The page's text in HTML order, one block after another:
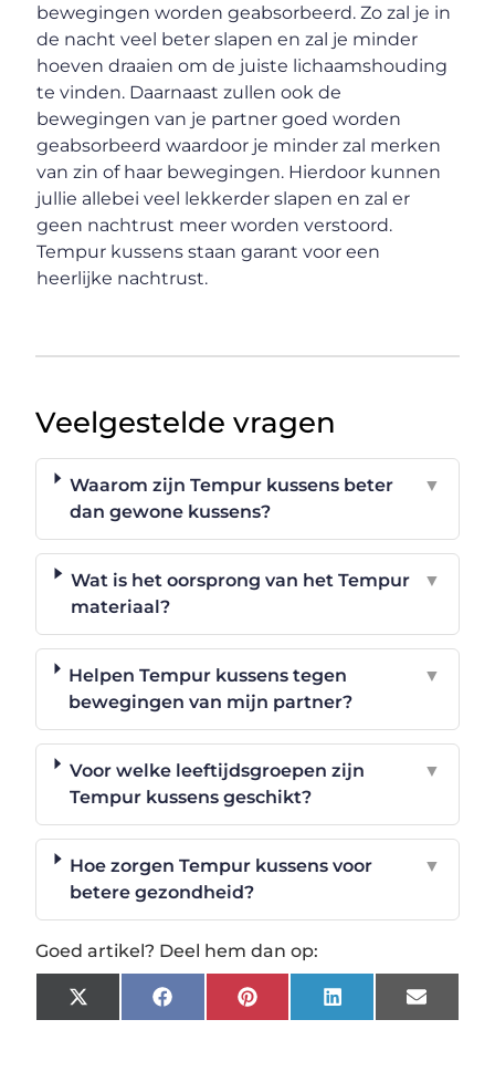
bewegingen worden geabsorbeerd. Zo zal je in
de nacht veel beter slapen en zal je minder
hoeven draaien om de juiste lichaamshouding
te vinden. Daarnaast zullen ook de
bewegingen van je partner goed worden
geabsorbeerd waardoor je minder zal merken
van zin of haar bewegingen. Hierdoor kunnen
jullie allebei veel lekkerder slapen en zal er
geen nachtrust meer worden verstoord.
Tempur kussens staan garant voor een
heerlijke nachtrust.
Veelgestelde vragen
Waarom zijn Tempur kussens beter
dan gewone kussens?
▼
Wat is het oorsprong van het Tempur
materiaal?
▼
Helpen Tempur kussens tegen
bewegingen van mijn partner?
▼
Voor welke leeftijdsgroepen zijn
Tempur kussens geschikt?
▼
Hoe zorgen Tempur kussens voor
betere gezondheid?
▼
Goed artikel? Deel hem dan op:
X
(Twitter)
FacebookPinterestLinkedInEmail